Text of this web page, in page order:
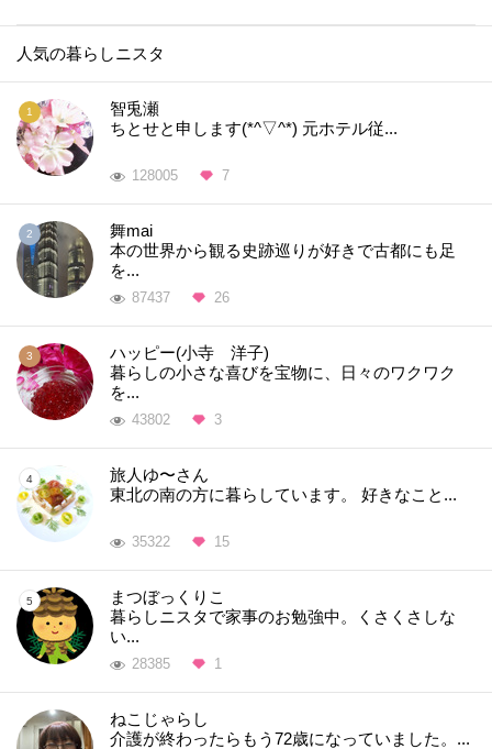
人気の暮らしニスタ
智兎瀬
ちとせと申します(*^▽^*) 元ホテル従...
128005 7
舞mai
本の世界から観る史跡巡りが好きで古都にも足
を...
87437 26
ハッピー(小寺 洋子)
暮らしの小さな喜びを宝物に、日々のワクワク
を...
43802 3
旅人ゆ〜さん
東北の南の方に暮らしています。 好きなこと...
35322 15
まつぼっくりこ
暮らしニスタで家事のお勉強中。くさくさしな
い...
28385 1
ねこじゃらし
介護が終わったらもう72歳になっていました。...